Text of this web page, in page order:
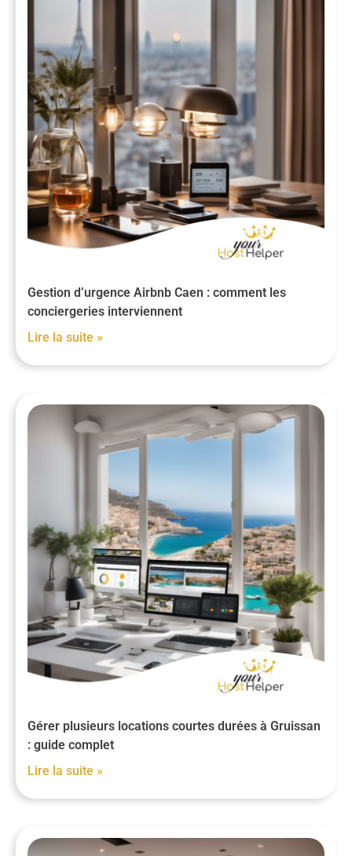
Gestion d’urgence Airbnb Caen : comment les
conciergeries interviennent
Lire la suite »
Gérer plusieurs locations courtes durées à Gruissan
: guide complet
Lire la suite »